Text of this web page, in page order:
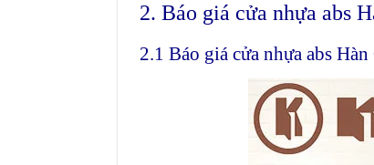
2. Báo giá cửa nhựa abs
2.1 Báo giá cửa nhựa abs